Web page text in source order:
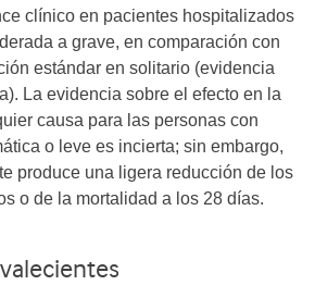
clínico en pacientes hospitalizados
a grave, en comparación con
estándar en solitario (evidencia
La evidencia sobre el efecto en la
causa para las personas con
o leve es incierta; sin embargo,
produce una ligera reducción de los
o de la mortalidad a los 28 días.